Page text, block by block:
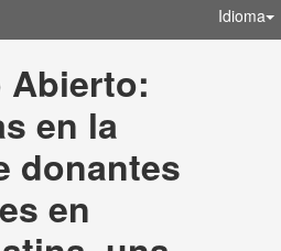
Idioma
Abierto:
en la
donantes
en